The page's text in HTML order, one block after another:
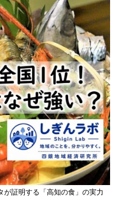
が証明する「高知の食」の実力